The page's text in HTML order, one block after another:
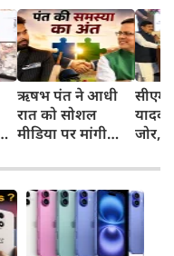
ऋषभ पंत ने आधी
रात को सोशल
मीडिया पर मांगी
धामी ने बढ़ाया मदद
का हाथ
सीएम
यादव
जोर,
लिए
सरकार